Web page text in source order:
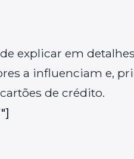
explicar em
a influenciam e,
de crédito.